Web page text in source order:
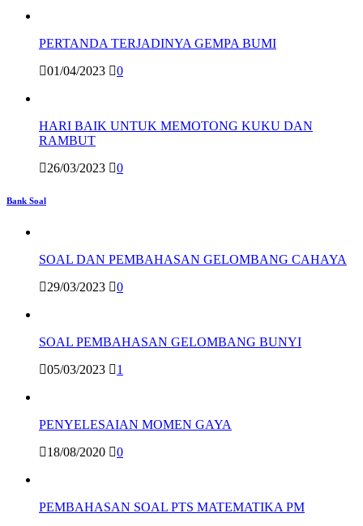
PERTANDA TERJADINYA GEMPA BUMI
01/04/2023
0
HARI BAIK UNTUK MEMOTONG KUKU DAN
RAMBUT
26/03/2023
0
Bank Soal
SOAL DAN PEMBAHASAN GELOMBANG CAHAYA
29/03/2023
0
SOAL PEMBAHASAN GELOMBANG BUNYI
05/03/2023
1
PENYELESAIAN MOMEN GAYA
18/08/2020
0
PEMBAHASAN SOAL PTS MATEMATIKA PM